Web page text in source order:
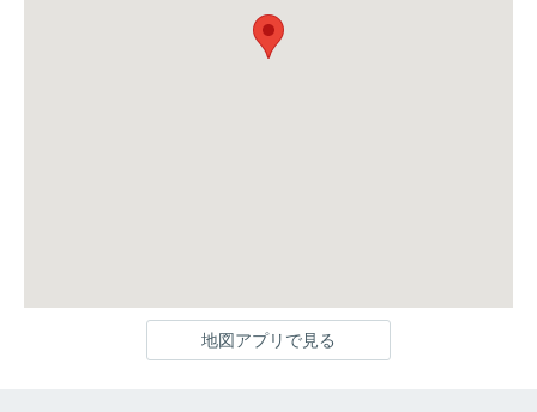
地図アプリで見る